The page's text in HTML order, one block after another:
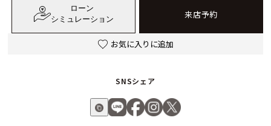
ローン
シミュレーション
来店予約
お気に入りに追加
SNSシェア